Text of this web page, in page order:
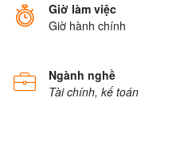
Giờ làm việc
Giờ hành chính
Ngành nghề
Tài chính, kế toán